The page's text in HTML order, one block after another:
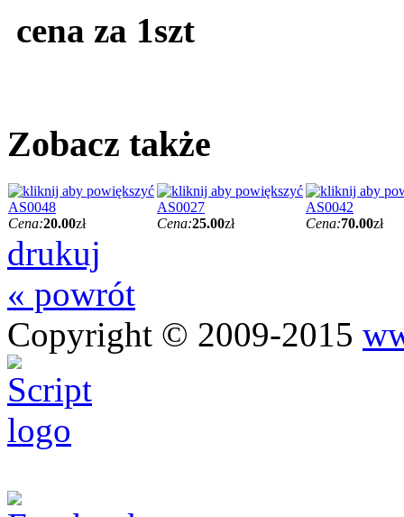
cena za 1szt
Zobacz także
AS0048
Cena:20.00zł
AS0027
Cena:25.00zł
AS0042
Cena:70.00zł
drukuj
« powrót
Copyright © 2009-2015